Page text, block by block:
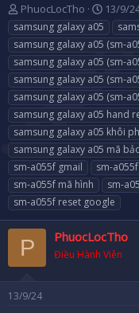
T
h
r
e
a
d
s
t
a
r
t
e
r
PhuocLocTho
N
g
à
y
g
ử
i
13/9/
samsung galaxy a05
samsung galaxy a05 (sm-
samsung galaxy a05 (sm-
samsung galaxy a05 (sm-
samsung galaxy a05 (sm-
samsung galaxy a05 hand
samsung galaxy a05 khôi
samsung galaxy a05 mã
sm-a055f gmail
sm-
sm-a055f mã hình
sm-
sm-a055f reset google
P PhuocLocTho
Điều Hành Viên
13/9/24